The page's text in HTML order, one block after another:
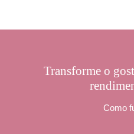
Transforme o
Como